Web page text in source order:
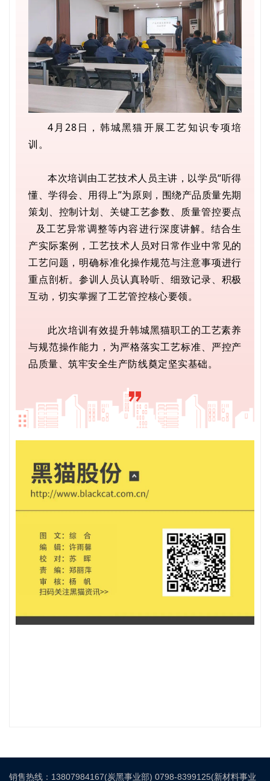
4月28日，韩城黑猫开展工艺知识专项培
训。
本次培训由工艺技术人员主讲，以学员“听得
懂、学得会、用得上”为原则，围绕产品质量先期
策划、控制计划、关键工艺参数、 质量管控要点
及工艺异常调整等内容进行深度讲解。结合生
产实际案例，工艺技术人员对日常作业中常见的
工艺问题，明确标准化操作规范与注意事项进行
重点剖析。参训人员认真聆听、细致记录、积极
互动，切实掌握了工艺管控核心要领。
此次培训有效提升韩城黑猫职工的工艺素养
与规范操作能力，为严格落实工艺标准、严控产
品质量、筑牢安全生产防线奠定坚实基础。
销售热线：13807984167(炭黑事业部) 0798-8399125(新材料事业